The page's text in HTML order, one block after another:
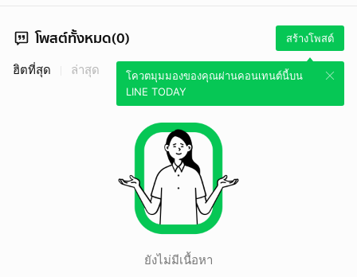
โพสต์ทั้งหมด(0) สร้างโพสต์
โควตมุมมองของคุณผ่านคอนเทนต์นี้บน
LINE TODAY
ฮิตที่สุด ล่าสุด
ยังไม่มีเนื้อหา